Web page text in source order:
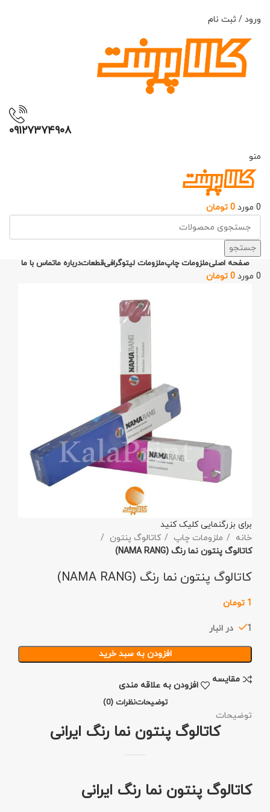
ورود / ثبت نام
۰۹۱۲۷۳۷۴۹۰۸
منو
0 مورد 0 تومان
جستجو
صفحه اصلیملزومات چاپملزومات لیتوگرافیقطعاتدرباره ماتماس با ما
0 مورد 0 تومان
برای بزرگنمایی کلیک کنید
خانه
ملزومات چاپ
کاتالوگ پنتون
کاتالوگ پنتون نما رنگ (NAMA RANG)
کاتالوگ پنتون نما رنگ (NAMA RANG)
1 تومان
1 در انبار
افزودن به سبد خرید
مقايسه
افزودن به علاقه مندی
توضیحاتنظرات (0)
توضیحات
کاتالوگ پنتون نما رنگ ایرانی
کاتالوگ پنتون نما رنگ ایرانی